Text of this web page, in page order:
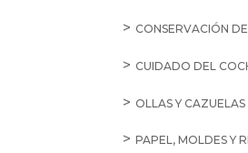
CONSERVACIÓN
CUIDADO DEL
OLLAS Y CAZUELAS
PAPEL, MOLDES Y